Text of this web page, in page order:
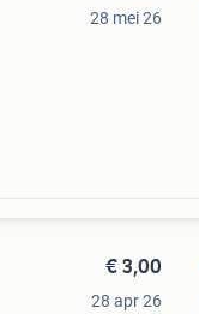
28 mei 26
€ 3,00
28 apr 26